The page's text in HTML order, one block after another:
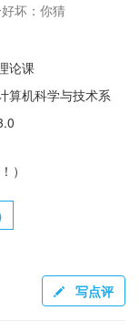
坏：你猜
论课
算机科学与技术系
）
写点评